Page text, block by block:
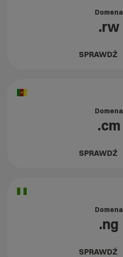
Domena
.rw
SPRAWDŹ
Domena
.cm
SPRAWDŹ
Domena
.ng
SPRAWDŹ